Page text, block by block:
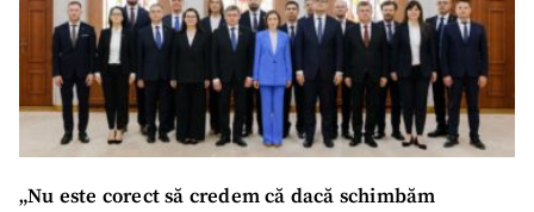
„Nu este corect să credem că dacă schimbăm